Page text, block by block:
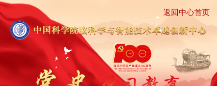
返回中心首页